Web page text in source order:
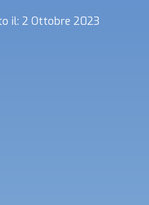
il: 2 Ottobre 2023